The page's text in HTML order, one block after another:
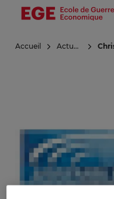
Aller
principal
Accueil Actualités